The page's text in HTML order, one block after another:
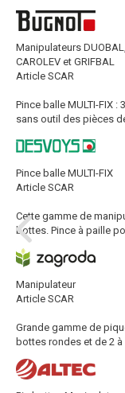
Manipulateurs DUOBAL,
CAROLEV et GRIFBAL
Article SCAR
Pince balle MULTI-FIX
sans outil des pièces
Pince balle MULTI-FIX
Article SCAR
Cette gamme de
bottes. Pince à paille
Manipulateur
Article SCAR
Grande gamme de
bottes rondes et de 2 à